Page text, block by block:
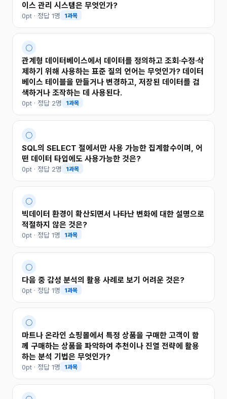
이스 관리 시스템은 무엇인가?
0pt · 정답 1명 1과목
○
관계형 데이터베이스에서 데이터를 정의하고 조회·수정·삭
제하기 위해 사용하는 표준 질의 언어는 무엇인가? 데이터
베이스 테이블을 만들거나 변경하고, 저장된 데이터를 검
색하거나 조작하는 데 사용된다.
0pt · 정답 2명 1과목
○
SQL의 SELECT 절에서만 사용 가능한 집계함수이며, 어
떤 데이터 타입에도 사용가능한 것은?
0pt · 정답 2명 1과목
○
빅데이터 환경이 확산되면서 나타난 변화에 대한 설명으로
적절하지 않은 것은?
0pt · 정답 1명 1과목
○
다음 중 감성 분석의 활용 사례로 보기 어려운 것은?
0pt · 정답 1명 1과목
○
마트나 온라인 쇼핑몰에서 특정 상품을 구매한 고객이 함
께 구매하는 상품을 파악하여 추천이나 진열 전략에 활용
하는 분석 기법은 무엇인가?
0pt · 정답 1명 1과목